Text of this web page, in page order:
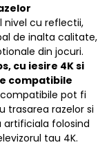
nivel cu reflectii,
de inalta calitate,
din jocuri.
cu iesire 4K si
compatibile
compatibile pot fi
trasarea razelor si
folosind
tau 4K.